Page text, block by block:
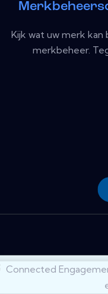
Kijk wat uw merk
merkbeheer.